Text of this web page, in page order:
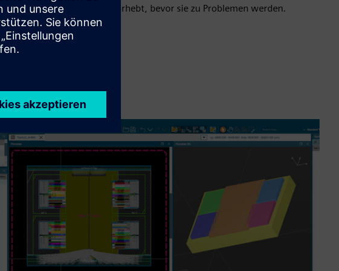
automatisch hervorhebt, bevor sie zu Problemen werden.